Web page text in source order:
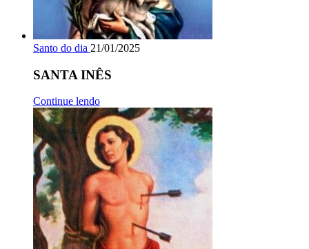
Santo do dia 21/01/2025
SANTA INÊS
Continue lendo